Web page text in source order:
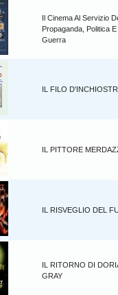
Il Cinema Al Servizio
Propaganda, Politica
Guerra
IL FILO
IL PITTORE
IL RISVEGLIO DEL
IL RITORNO DI
GRAY